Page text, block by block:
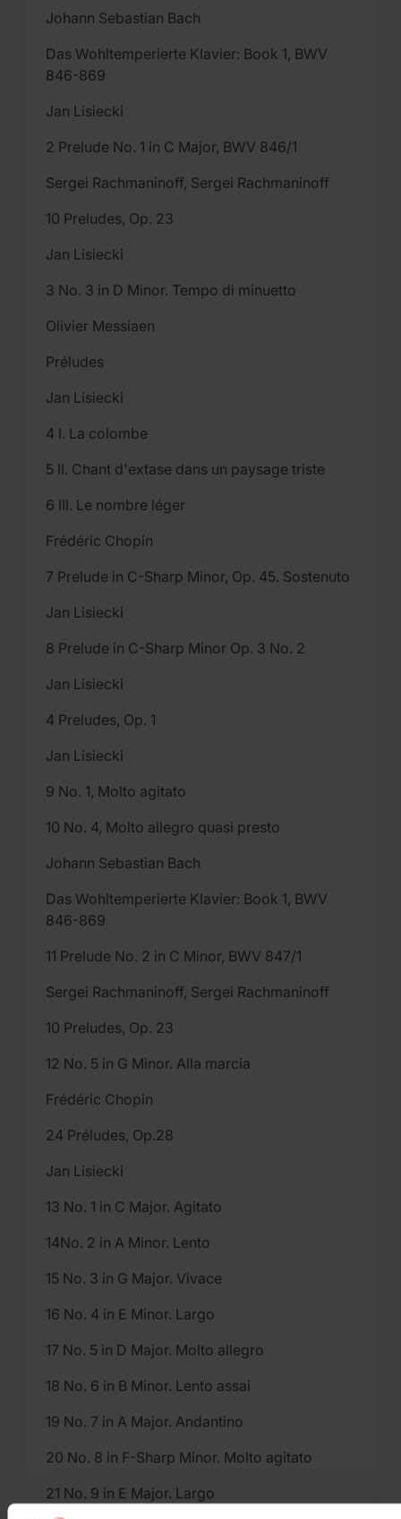
Johann Sebastian Bach
Das Wohltemperierte Klavier: Book 1, BWV
846-869
Jan Lisiecki
2 Prelude No. 1 in C Major, BWV 846/1
Sergei Rachmaninoff, Sergei Rachmaninoff
10 Preludes, Op. 23
Jan Lisiecki
3 No. 3 in D Minor. Tempo di minuetto
Olivier Messiaen
Préludes
Jan Lisiecki
4 I. La colombe
5 II. Chant d'extase dans un paysage triste
6 III. Le nombre léger
Frédéric Chopin
7 Prelude in C-Sharp Minor, Op. 45. Sostenuto
Jan Lisiecki
8 Prelude in C-Sharp Minor Op. 3 No. 2
Jan Lisiecki
4 Preludes, Op. 1
Jan Lisiecki
9 No. 1, Molto agitato
10 No. 4, Molto allegro quasi presto
Johann Sebastian Bach
Das Wohltemperierte Klavier: Book 1, BWV
846-869
11 Prelude No. 2 in C Minor, BWV 847/1
Sergei Rachmaninoff, Sergei Rachmaninoff
10 Preludes, Op. 23
12 No. 5 in G Minor. Alla marcia
Frédéric Chopin
24 Préludes, Op.28
Jan Lisiecki
13 No. 1 in C Major. Agitato
14No. 2 in A Minor. Lento
15 No. 3 in G Major. Vivace
16 No. 4 in E Minor. Largo
17 No. 5 in D Major. Molto allegro
18 No. 6 in B Minor. Lento assai
19 No. 7 in A Major. Andantino
20 No. 8 in F-Sharp Minor. Molto agitato
21 No. 9 in E Major. Largo